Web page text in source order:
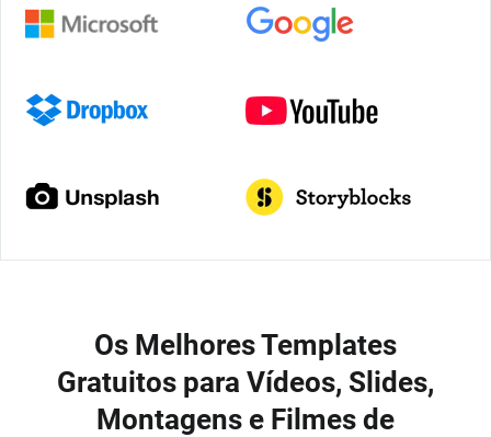
Os Melhores Templates
Gratuitos para Vídeos, Slides,
Montagens e Filmes de